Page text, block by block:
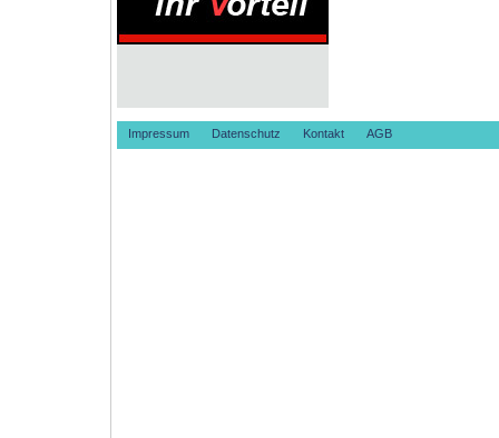
Impressum Datenschutz Kontakt AGB